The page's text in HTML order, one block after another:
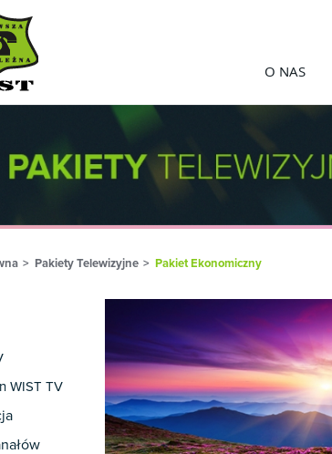
O NAS
Pakiety Telewizyjne Pakiet Ekonomiczny
WIST TV